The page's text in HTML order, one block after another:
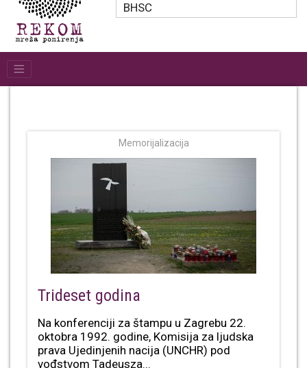
BHSC
Memorijalizacija
Trideset godina
Na konferenciji za štampu u Zagrebu 22.
oktobra 1992. godine, Komisija za ljudska
prava Ujedinjenih nacija (UNCHR) pod
vođstvom Tadeusza...